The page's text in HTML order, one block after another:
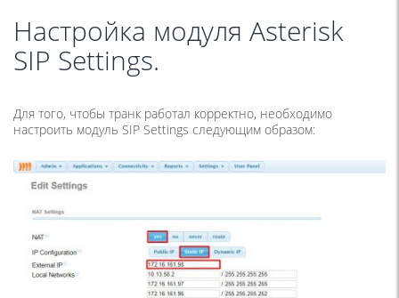
Настройка модуля Asterisk
SIP Settings.
Для того, чтобы транк работал корректно, необходимо
настроить модуль SIP Settings следующим образом: